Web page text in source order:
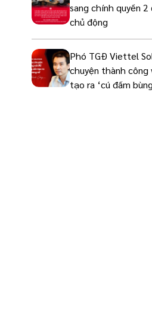
sang chính quyền
chủ động
Phó TGĐ Viettel
chuyện thành công
tạo ra ‘cú đấm